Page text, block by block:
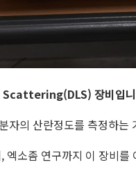
장비입
자의 산란정도를 측정하는
엑소좀 연구까지 이 장비